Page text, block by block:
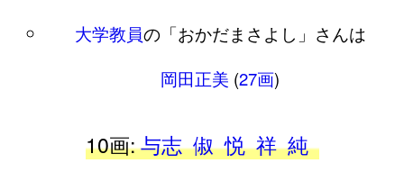
大学教員の「おかだまさよし」さんは
岡田正美 (27画)
10画:与志 俶 悦 祥 純